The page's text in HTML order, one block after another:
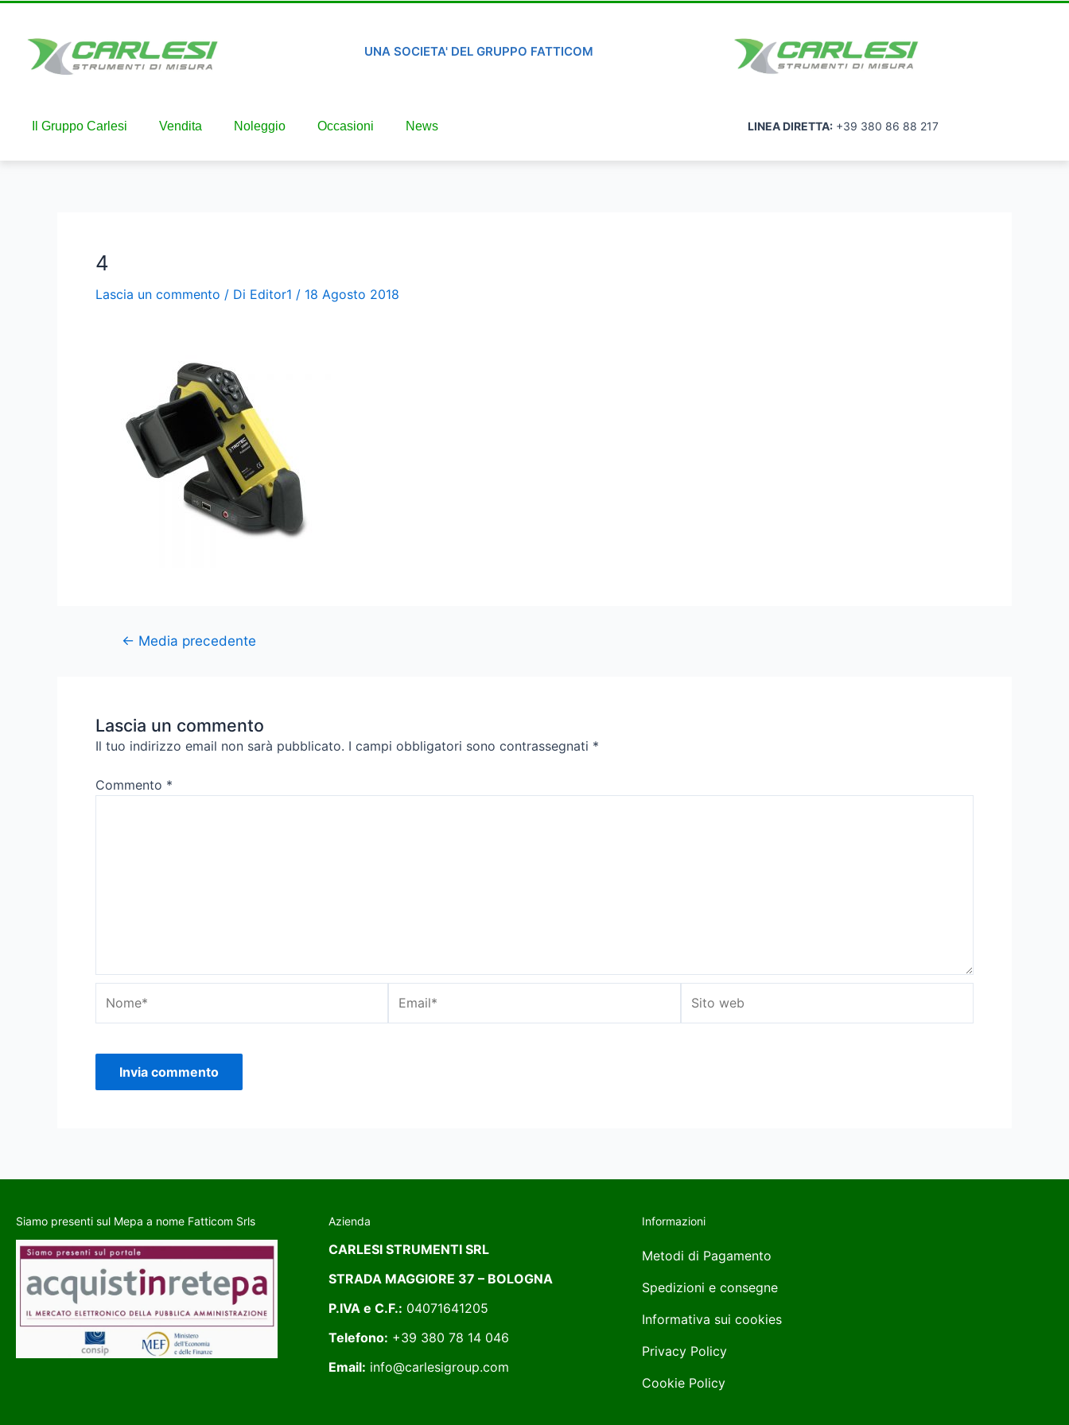
UNA SOCIETA' DEL GRUPPO FATTICOM
Il Gruppo Carlesi Vendita Noleggio Occasioni News LINEA DIRETTA: +39 380 86 88 217
4
Lascia un commento / Di Editor1 / 18 Agosto 2018
← Media precedente
Lascia un commento
Il tuo indirizzo email non sarà pubblicato. I campi obbligatori sono contrassegnati *
Commento *
Siamo presenti sul Mepa a nome Fatticom Srls Azienda
CARLESI STRUMENTI SRL
STRADA MAGGIORE 37 – BOLOGNA
P.IVA e C.F.: 04071641205
Telefono: +39 380 78 14 046
Email: info@carlesigroup.com
Informazioni
Metodi di Pagamento
Spedizioni e consegne
Informativa sui cookies
Privacy Policy
Cookie Policy